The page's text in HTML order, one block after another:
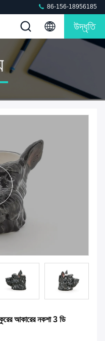
86-156-18956185
উদ্ধৃতি
আকারের নকশা 3 ডি